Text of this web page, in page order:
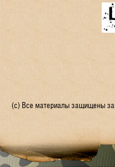
(с) Все материалы защищены